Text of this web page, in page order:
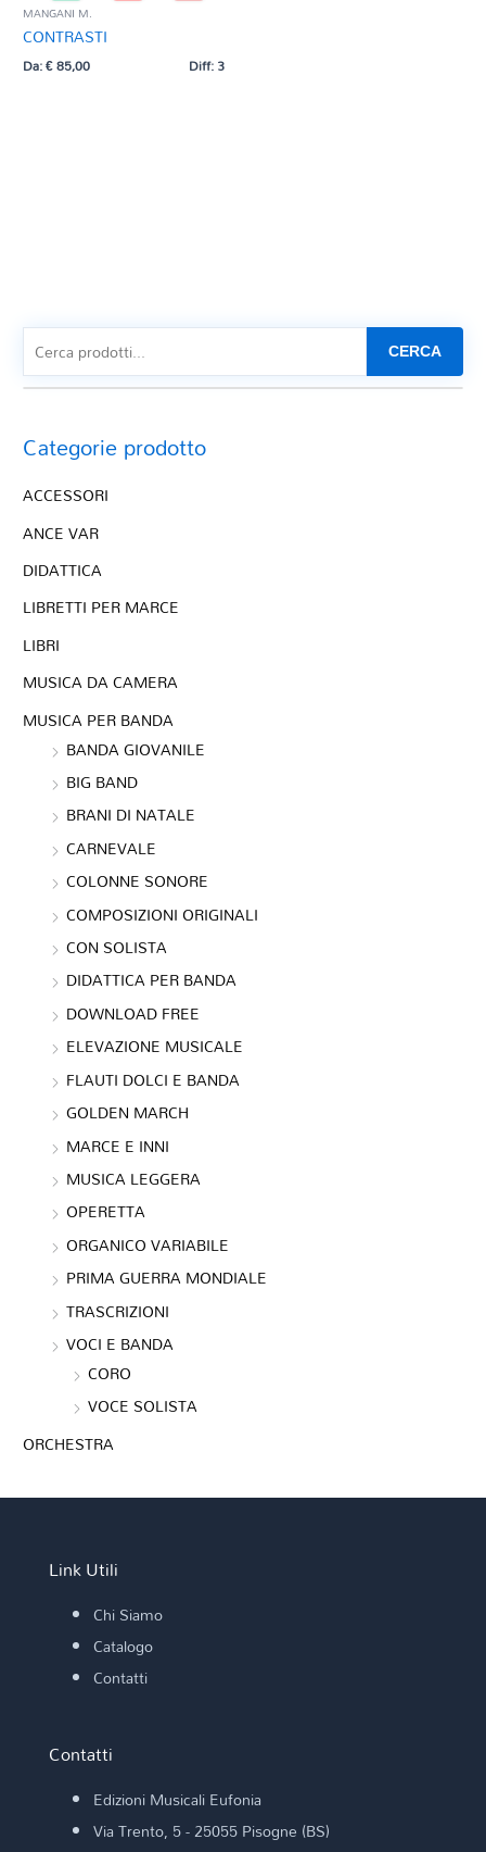
MANGANI M.
CONTRASTI
Da:€85,00 Diff: 3
CERCA
Categorie prodotto
ACCESSORI
ANCE VAR
DIDATTICA
LIBRETTI PER MARCE
LIBRI
MUSICA DA CAMERA
MUSICA PER BANDA
BANDA GIOVANILE
BIG BAND
BRANI DI NATALE
CARNEVALE
COLONNE SONORE
COMPOSIZIONI ORIGINALI
CON SOLISTA
DIDATTICA PER BANDA
DOWNLOAD FREE
ELEVAZIONE MUSICALE
FLAUTI DOLCI E BANDA
GOLDEN MARCH
MARCE E INNI
MUSICA LEGGERA
OPERETTA
ORGANICO VARIABILE
PRIMA GUERRA MONDIALE
TRASCRIZIONI
VOCI E BANDA
CORO
VOCE SOLISTA
ORCHESTRA
Link Utili
Chi Siamo
Catalogo
Contatti
Contatti
Edizioni Musicali Eufonia
Via Trento, 5 - 25055 Pisogne (BS)